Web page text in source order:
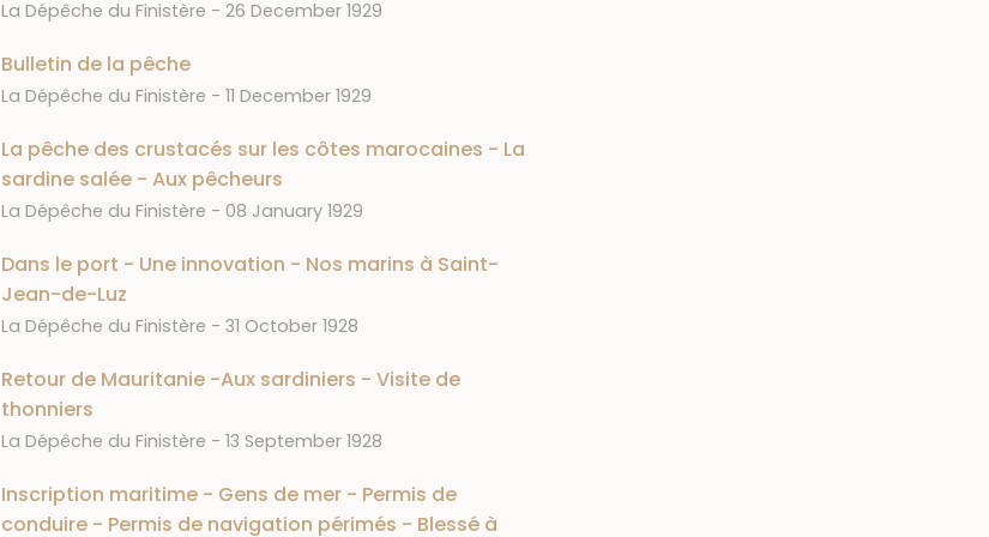
Journal
La Dépêche du Finistère Date
26 December 1929
Bulletin de la pêche
Journal
La Dépêche du Finistère Date
11 December 1929
La pêche des crustacés sur les côtes marocaines - La
sardine salée - Aux pêcheurs
Journal
La Dépêche du Finistère Date
08 January 1929
Dans le port - Une innovation - Nos marins à Saint-
Jean-de-Luz
Journal
La Dépêche du Finistère Date
31 October 1928
Retour de Mauritanie -Aux sardiniers - Visite de
thonniers
Journal
La Dépêche du Finistère Date
13 September 1928
Inscription maritime - Gens de mer - Permis de
conduire - Permis de navigation périmés - Blessé à